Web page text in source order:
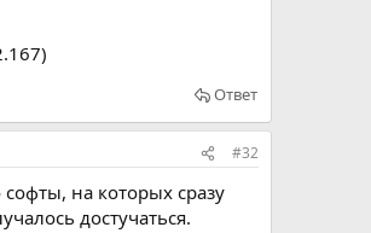
Ответ
#32
на которых сразу
достучаться.